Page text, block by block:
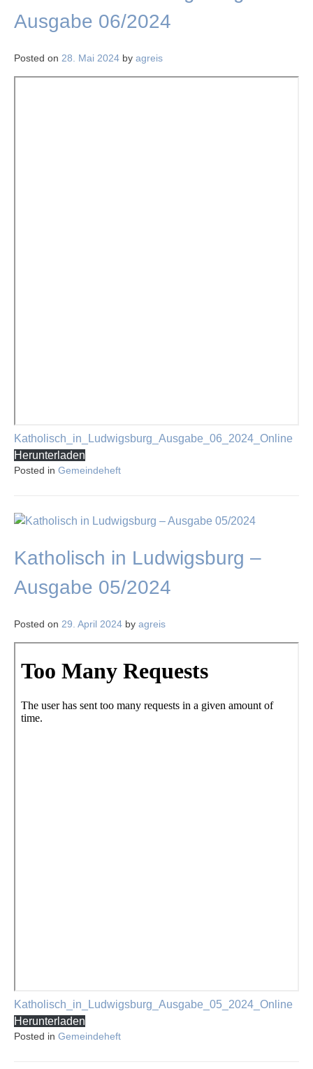
Ausgabe 06/2024
Posted on 28. Mai 2024 by agreis
Katholisch_in_Ludwigsburg_Ausgabe_06_2024_Online
Herunterladen
Posted in Gemeindeheft
Katholisch in Ludwigsburg –
Ausgabe 05/2024
Posted on 29. April 2024 by agreis
Katholisch_in_Ludwigsburg_Ausgabe_05_2024_Online
Herunterladen
Posted in Gemeindeheft